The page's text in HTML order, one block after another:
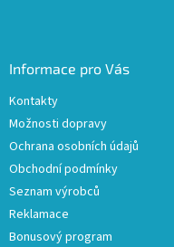
Informace pro Vás
Kontakty
Možnosti dopravy
Ochrana osobních údajů
Obchodní podmínky
Seznam výrobců
Reklamace
Bonusový program